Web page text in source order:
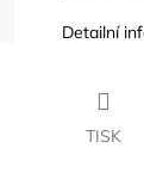
Detailní
TISK